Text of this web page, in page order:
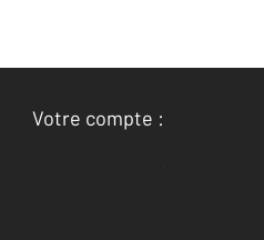
Votre compte :
Accéder à mon compte